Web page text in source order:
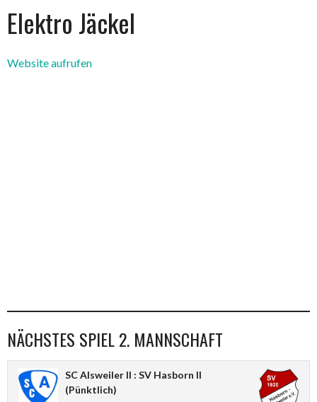
Elektro Jäckel
Website aufrufen
NÄCHSTES SPIEL 2. MANNSCHAFT
SC Alsweiler II : SV Hasborn II
(Pünktlich)